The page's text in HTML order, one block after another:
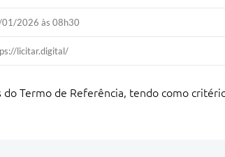
2026 às 08h30
licitar.digital/
Termo de Referência, tendo como